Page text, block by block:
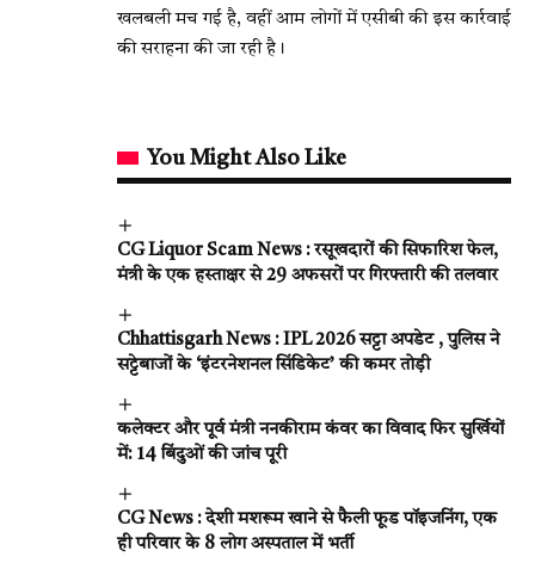
खलबली मच गई है, वहीं आम लोगों में एसीबी की इस कार्रवाई
की सराहना की जा रही है।
You Might Also Like
CG Liquor Scam News : रसूखदारों की सिफारिश फेल,
मंत्री के एक हस्ताक्षर से 29 अफसरों पर गिरफ्तारी की तलवार
Chhattisgarh News : IPL 2026 सट्टा अपडेट , पुलिस ने
सट्टेबाजों के ‘इंटरनेशनल सिंडिकेट’ की कमर तोड़ी
कलेक्टर और पूर्व मंत्री ननकीराम कंवर का विवाद फिर सुर्खियों
में: 14 बिंदुओं की जांच पूरी
CG News : देशी मशरूम खाने से फैली फूड पॉइजनिंग, एक
ही परिवार के 8 लोग अस्पताल में भर्ती